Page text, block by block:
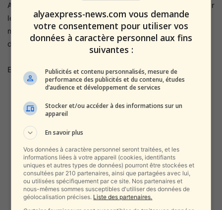
Au lieu de cela, l’Autorité palestinienne a insisté pour payer
les salaires des meurtriers terroristes et de leurs familles,
même menacée de coupure de l’aide par les États-Unis et
d’autres.
Et cette tendance n’est pas récente.
alyaexpress-news.com vous demande
votre consentement pour utiliser vos
données à caractère personnel aux fins
suivantes :
Publicités et contenu personnalisés, mesure de
performance des publicités et du contenu, études
d’audience et développement de services
Stocker et/ou accéder à des informations sur un
appareil
En savoir plus
Vos données à caractère personnel seront traitées, et les
informations liées à votre appareil (cookies, identifiants
uniques et autres types de données) pourront être stockées et
consultées par 210 partenaires, ainsi que partagées avec lui,
ou utilisées spécifiquement par ce site. Nos partenaires et
nous-mêmes sommes susceptibles d'utiliser des données de
géolocalisation précises. Liste des partenaires.